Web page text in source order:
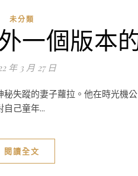
未分類
一個版本
年 3 月 27 日
失蹤的妻子蘿拉。他在時光機
己童年...
閱讀全文